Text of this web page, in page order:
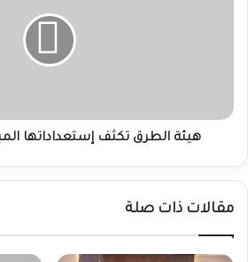
هيئة الطرق تكثف إستعداداتها
مقالات ذات صلة